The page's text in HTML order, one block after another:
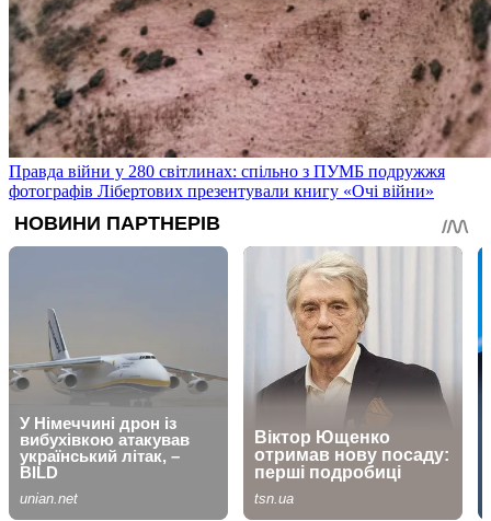
Правда війни у 280 світлинах: спільно з ПУМБ подружжя
фотографів Лібертових презентували книгу «Очі війни»